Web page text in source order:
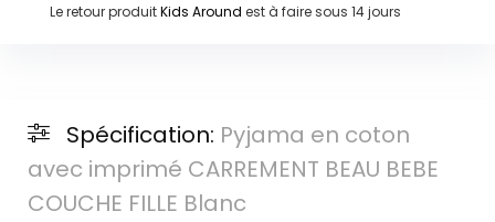
Le retour produitKids Around est à faire sous 14 jours
Spécification: Pyjama en coton
avec imprimé CARREMENT BEAU BEBE
COUCHE FILLE Blanc